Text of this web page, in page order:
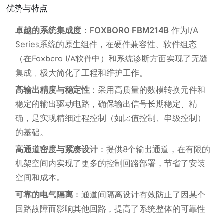
优势与特点
卓越的系统集成度 ： FOXBORO FBM214B 作为I/A
Series系统的原生组件，在硬件兼容性、软件组态
（在Foxboro I/A软件中）和系统诊断方面实现了无缝
集成，极大简化了工程和维护工作。
高输出精度与稳定性 ：采用高质量的数模转换元件和
稳定的输出驱动电路，确保输出信号长期稳定、精
确，是实现精细过程控制（如比值控制、串级控制）
的基础。
高通道密度与紧凑设计 ：提供8个输出通道，在有限的
机架空间内实现了更多的控制回路部署，节省了安装
空间和成本。
可靠的电气隔离 ：通道间隔离设计有效防止了因某个
回路故障而影响其他回路，提高了系统整体的可靠性